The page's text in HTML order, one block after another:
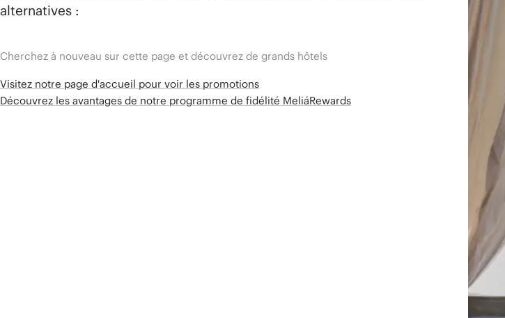
alternatives :
Cherchez à nouveau sur cette page et découvrez de grands hôtels
Visitez notre page d'accueil pour voir les promotions
Découvrez les avantages de notre programme de fidélité MeliáRewards